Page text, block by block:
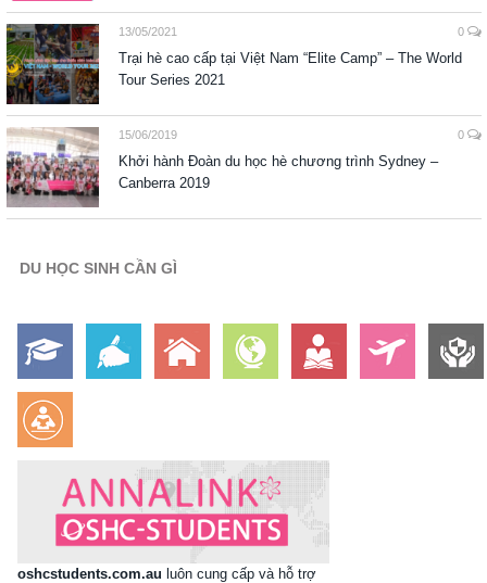
13/05/2021 0
Trại hè cao cấp tại Việt Nam “Elite Camp” – The World
Tour Series 2021
15/06/2019 0
Khởi hành Đoàn du học hè chương trình Sydney –
Canberra 2019
DU HỌC SINH CẦN GÌ
oshcstudents.com.au luôn cung cấp và hỗ trợ